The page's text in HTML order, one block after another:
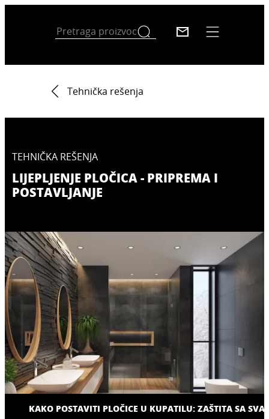
Tehnička rešenja
TEHNIČKA REŠENJA
LIJEPLJENJE PLOČICA - PRIPREMA I
POSTAVLJANJE
KAKO POSTAVITI PLOČICE U KUPATILU: ZAŠTITA SA